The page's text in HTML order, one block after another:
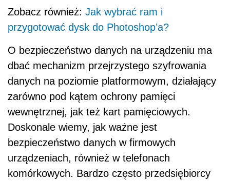
Zobacz również: Jak wybrać ram i
przygotować dysk do Photoshop’a?
O bezpieczeństwo danych na urządzeniu ma
dbać mechanizm przejrzystego szyfrowania
danych na poziomie platformowym, działający
zarówno pod kątem ochrony pamięci
wewnętrznej, jak też kart pamięciowych.
Doskonale wiemy, jak ważne jest
bezpieczeństwo danych w firmowych
urządzeniach, również w telefonach
komórkowych. Bardzo często przedsiębiorcy